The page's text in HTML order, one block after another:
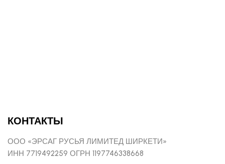
КОНТАКТЫ
ООО «ЭРСАГ РУСЬЯ ЛИМИТЕД ШИРКЕТИ»
ИНН 7719492259 ОГРН 1197746338668